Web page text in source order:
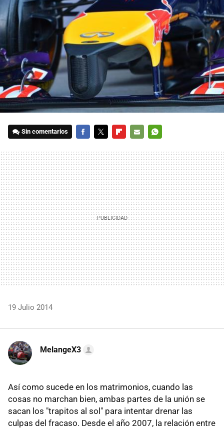
Sin comentarios
MAIL
19 Julio 2014
MelangeX3
Así como sucede en los matrimonios, cuando las
cosas no marchan bien, ambas partes de la unión se
sacan los "trapitos al sol" para intentar drenar las
culpas del fracaso. Desde el año 2007, la relación entre